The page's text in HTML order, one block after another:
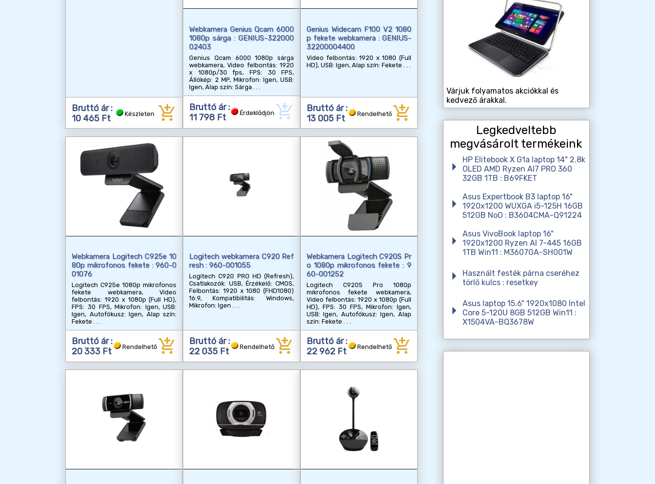
Bruttó ár :
10 465 Ft
Készleten add_shopping_cart
Webkamera Genius Qcam 6000
1080p sárga : GENIUS-322000
02403
Genius Qcam 6000 1080p sárga
webkamera, Video felbontás: 1920
x 1080p/30 fps, FPS: 30 FPS,
Állókép: 2 MP, Mikrofon: Igen, USB:
Igen, Alap szín: Sárga
Bruttó ár :
11 798 Ft
Érdeklődjön add_shopping_cart
Genius Widecam F100 V2 1080
p fekete webkamera : GENIUS-
32200004400
Video felbontás: 1920 x 1080 (Full
HD), USB: Igen, Alap szín: Fekete
Bruttó ár :
13 005 Ft
Rendelhető add_shopping_cart
Webkamera Logitech C925e 10
80p mikrofonos fekete : 960-0
01076
Logitech C925e 1080p mikrofonos
fekete webkamera, Video
felbontás: 1920 x 1080p (Full HD),
FPS: 30 FPS, Mikrofon: Igen, USB:
Igen, Autofókusz: Igen, Alap szín:
Fekete
Bruttó ár :
20 333 Ft
Rendelhető add_shopping_cart
Logitech webkamera C920 Ref
resh : 960-001055
Logitech C920 PRO HD (Refresh),
Csatlakozók: USB, Érzékelő: CMOS,
Felbontás: 1920 x 1080 (FHD1080)
16:9, Kompatibilitás: Windows,
Mikrofon: Igen
Bruttó ár :
22 035 Ft
Rendelhető add_shopping_cart
Webkamera Logitech C920S Pr
o 1080p mikrofonos fekete : 9
60-001252
Logitech C920S Pro 1080p
mikrofonos fekete webkamera,
Video felbontás: 1920 x 1080p (Full
HD), FPS: 30 FPS, Mikrofon: Igen,
USB: Igen, Autofókusz: Igen, Alap
szín: Fekete
Bruttó ár :
22 962 Ft
Rendelhető add_shopping_cart
Várjuk folyamatos akciókkal és
kedvező árakkal.
Legkedveltebb
megvásárolt termékeink
HP Elitebook X G1a laptop 14" 2.8k
OLED AMD Ryzen AI7 PRO 360
32GB 1TB : B69FKET
Asus Expertbook B3 laptop 16"
1920x1200 WUXGA i5-125H 16GB
512GB NoO : B3604CMA-Q91224
Asus VivoBook laptop 16"
1920x1200 Ryzen AI 7-445 16GB
1TB Win11 : M3607GA-SH001W
Használt festék párna cseréhez
törlő kulcs : resetkey
Asus laptop 15.6" 1920x1080 Intel
Core 5-120U 8GB 512GB Win11 :
X1504VA-BQ3678W